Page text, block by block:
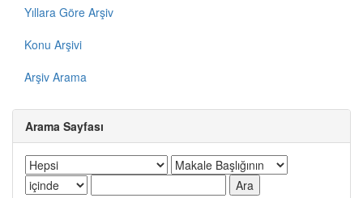
Yıllara Göre Arşiv
Konu Arşivi
Arşiv Arama
Arama Sayfası